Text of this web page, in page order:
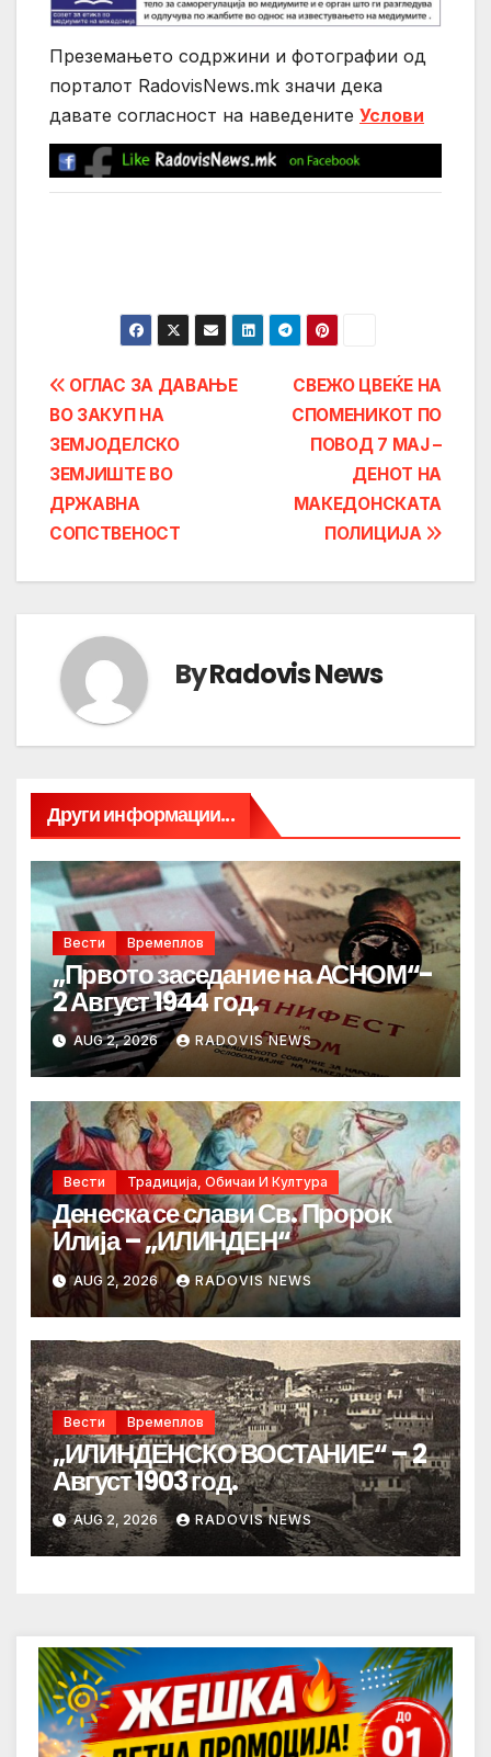
Преземањето содржини и фотографии од
порталот RadovisNews.mk значи дека
давате согласност на нaведените Услови
Post
navigation
СВЕЖО ЦВЕЌЕ НА
СПОМЕНИКОТ ПО
ПОВОД 7 МАЈ –
ДЕНОТ НА
МАКЕДОНСКАТА
ПОЛИЦИЈА
ОГЛАС ЗА ДАВАЊЕ
ВО ЗАКУП НА
ЗЕМЈОДЕЛСКО
ЗЕМЈИШТЕ ВО
ДРЖАВНА
СОПСТВЕНОСТ
ByRadovis News
Други информации...
Вести Времеплов
„Првото заседание на АСНОМ“-
2 Август 1944 год.
AUG 2, 2026 RADOVIS NEWS
Вести Традиција, Обичаи И Култура
Денеска се слави Св. Пророк
Илија – „ИЛИНДЕН“
AUG 2, 2026 RADOVIS NEWS
Вести Времеплов
„ИЛИНДЕНСКО ВОСТАНИЕ“ – 2
Август 1903 год.
AUG 2, 2026 RADOVIS NEWS